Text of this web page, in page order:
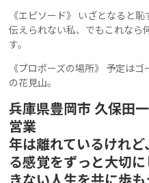
《エピソード》 いざとなると
伝えられない私、でもこれなら
す。
《プロポーズの場所》 予定は
の花見山。
兵庫県豊岡市 久保田
営業
年は離れているけれ
る感覚をずっと大切